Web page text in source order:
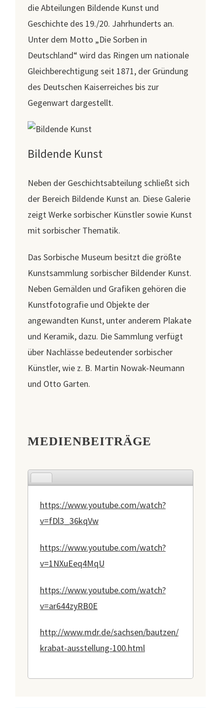
die Abteilungen Bildende Kunst und
Geschichte des 19./20. Jahrhunderts an.
Unter dem Motto „Die Sorben in
Deutschland“ wird das Ringen um nationale
Gleichberechtigung seit 1871, der Gründung
des Deutschen Kaiserreiches bis zur
Gegenwart dargestellt.
Bildende Kunst
Neben der Geschichtsabteilung schließt sich
der Bereich Bildende Kunst an. Diese Galerie
zeigt Werke sorbischer Künstler sowie Kunst
mit sorbischer Thematik.
Das Sorbische Museum besitzt die größte
Kunstsammlung sorbischer Bildender Kunst.
Neben Gemälden und Grafiken gehören die
Kunstfotografie und Objekte der
angewandten Kunst, unter anderem Plakate
und Keramik, dazu. Die Sammlung verfügt
über Nachlässe bedeutender sorbischer
Künstler, wie z. B. Martin Nowak-Neumann
und Otto Garten.
MEDIENBEITRÄGE
https://www.youtube.com/watch?
v=fDl3_36kqVw
https://www.youtube.com/watch?
v=1NXuEeq4MqU
https://www.youtube.com/watch?
v=ar644zyRB0E
http://www.mdr.de/sachsen/bautzen/
krabat-ausstellung-100.html